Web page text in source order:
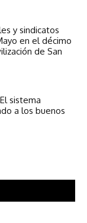
y sindicatos
en el décimo
de San
sistema
a los buenos